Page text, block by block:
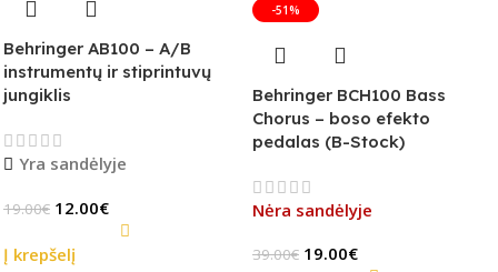
Behringer AB100 – A/B
instrumentų ir stiprintuvų
jungiklis
Yra sandėlyje
19.00€ 12.00€
Į krepšelį
-51%
Behringer BCH100 Bass
Chorus – boso efekto
pedalas (B-Stock)
Nėra sandėlyje
39.00€ 19.00€